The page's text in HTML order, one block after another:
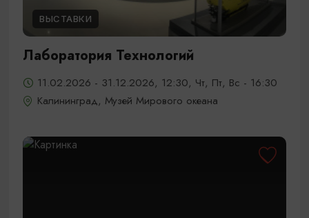
ВЫСТАВКИ
Лаборатория Технологий
11.02.2026 - 31.12.2026, 12:30, Чт, Пт, Вс - 16:30
Калининград, Музей Мирового океана